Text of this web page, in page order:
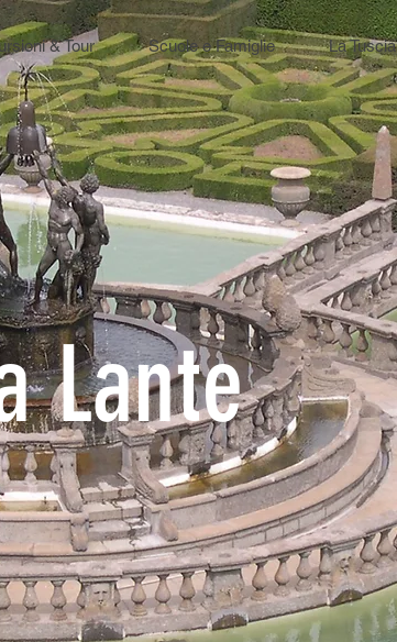
& Tour Scuole e Famiglie La Tuscia
Lante